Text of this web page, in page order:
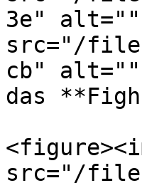
3e" alt=""
src="/files/
cb" alt=""
das
src="/files/